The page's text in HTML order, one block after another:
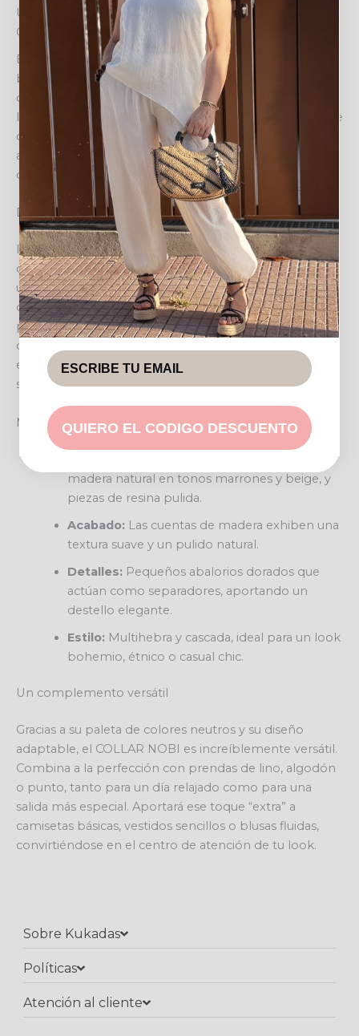
UN TOQUE NATURAL Y SOFISTICADO CON EL
COLLAR NOBI
El COLLAR NOBI es la elección perfecta para quienes
buscan un complemento que combine la belleza
orgánica de la naturaleza con un diseño moderno y
llamativo. Este impresionante collar multihebra se erige
como una pieza central en cualquier colección de
accesorios, diseñado para captar miradas y añadir una
dimensión de estilo única a tu atuendo.
Diseño y estilo
Inspirado en la riqueza de los elementos naturales, el
collar Nobi presenta múltiples hilos de cuentas, cada
uno con su propia personalidad. La mezcla de esferas
de madera en variados tamaños y formas, junto con
piezas más grandes de aspecto orgánico y color
caramelo, crea una textura visual rica. Los pequeños
espaciadores dorados intercalados aportan un brillo
sutil y sofisticado, elevando el conjunto.
Materiales y características
madera natural en tonos marrones y beige, y
piezas de resina pulida.
Acabado: Las cuentas de madera exhiben una
textura suave y un pulido natural.
Detalles: Pequeños abalorios dorados que
actúan como separadores, aportando un
destello elegante.
Estilo: Multihebra y cascada, ideal para un look
bohemio, étnico o casual chic.
Un complemento versátil
Gracias a su paleta de colores neutros y su diseño
adaptable, el COLLAR NOBI es increíblemente versátil.
Combina a la perfección con prendas de lino, algodón
o punto, tanto para un día relajado como para una
salida más especial. Aportará ese toque “extra” a
camisetas básicas, vestidos sencillos o blusas fluidas,
convirtiéndose en el centro de atención de tu look.
Sobre Kukadas
Políticas
Atención al cliente​
QUIERO EL CODIGO DESCUENTO